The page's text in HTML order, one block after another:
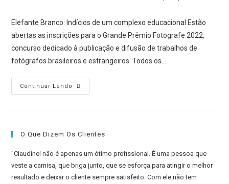
Elefante Branco: Indícios de um complexo educacional Estão
abertas as inscrições para o Grande Prêmio Fotografe 2022,
concurso dedicado à publicação e difusão de trabalhos de
fotógrafos brasileiros e estrangeiros. Todos os…
Continuar Lendo
Prêmio
O Que Dizem Os Clientes
"Claudinei não é apenas um ótimo profissional. É uma pessoa que
veste a camisa, que briga junto, que se esforça para atingir o melhor
resultado e deixar o cliente sempre satisfeito. Com ele não tem